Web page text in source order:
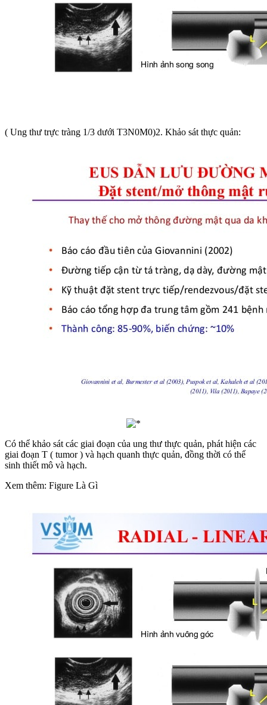
( Ung thư trực tràng 1/3 dưới T3N0M0)2. Khảo sát thực quản:
Có thể khảo sát các giai đoạn của ung thư thực quản, phát hiện các
giai đoạn T ( tumor ) và hạch quanh thực quản, đồng thời có thể
sinh thiết mô và hạch.
Xem thêm: Figure Là Gì